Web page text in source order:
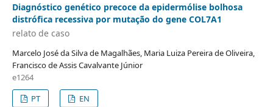
Diagnóstico genético precoce da epidermólise bolhosa
distrófica recessiva por mutação do gene COL7A1
relato de caso
Marcelo José da Silva de Magalhães, Maria Luiza Pereira de Oliveira,
Francisco de Assis Cavalvante Júnior
e1264
PT
EN